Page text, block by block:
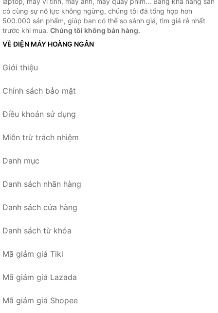
có cùng sự nỗ lực không ngừng, chúng tôi đã tổng hợp hơn
500.000 sản phẩm, giúp bạn có thể so sánh giá, tìm giá rẻ nhất
trước khi mua. Chúng tôi không bán hàng.
VỀ ĐIỆN MÁY HOÀNG NGÂN
Giới thiệu
Chính sách bảo mật
Điều khoản sử dụng
Miễn trừ trách nhiệm
Danh mục
Danh sách nhãn hàng
Danh sách cửa hàng
Danh sách từ khóa
Mã giảm giá Tiki
Mã giảm giá Lazada
Mã giảm giá Shopee